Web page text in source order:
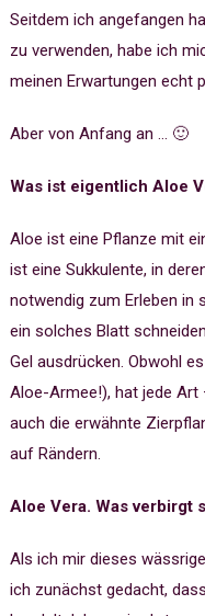
Seitdem ich angefangen
zu verwenden, habe ich
meinen Erwartungen echt
Aber von Anfang an … 🙂
Was ist eigentlich Aloe
Aloe ist eine Pflanze mit
ist eine Sukkulente, in
notwendig zum Erleben in
ein solches Blatt
Gel ausdrücken. Obwohl
Aloe-Armee!), hat jede
auch die erwähnte
auf Rändern.
Aloe Vera. Was verbirgt
Als ich mir dieses
ich zunächst gedacht,